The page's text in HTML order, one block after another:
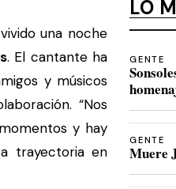
una noche
. El cantante ha
y músicos
“Nos
y hay
trayectoria en
LO
GENTE
GENTE
Muere